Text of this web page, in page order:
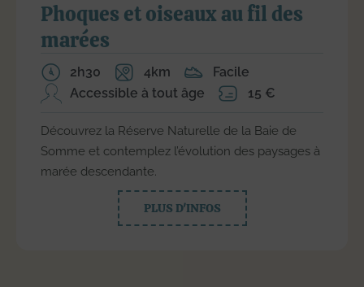
Phoques et oiseaux au fil des
marées
2h30 4km
Facile
Accessible à tout âge
15 €
Découvrez la Réserve Naturelle de la Baie de
Somme et contemplez l’évolution des paysages à
marée descendante.
PLUS D'INFOS